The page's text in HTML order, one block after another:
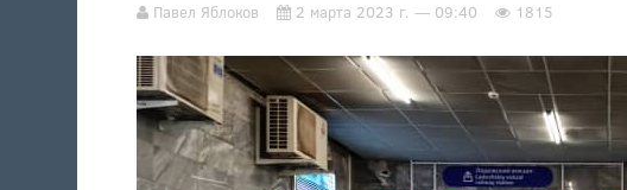
Павел Яблоков 2 марта 2023 г. — 09:40 1815